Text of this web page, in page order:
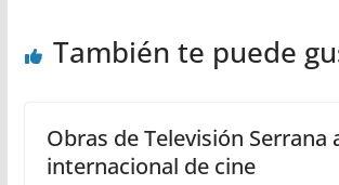
También te puede
Obras de Televisión Serrana
internacional de cine